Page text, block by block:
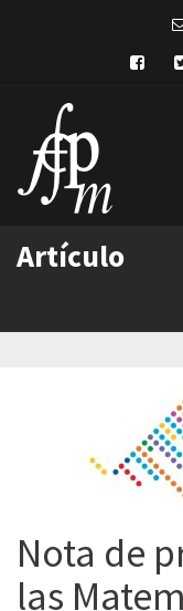
Artículo
Nota de
las